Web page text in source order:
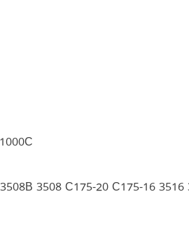
3508 C175-20 C175-16